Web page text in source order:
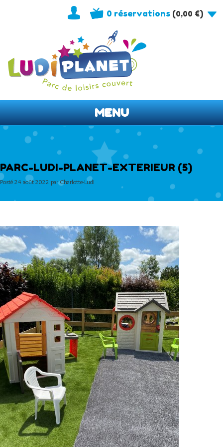
0 réservations(0,00 €)
MENU
PARC-LUDI-PLANET-EXTERIEUR (5)
Posté 24 août 2022 par Charlotte-Ludi